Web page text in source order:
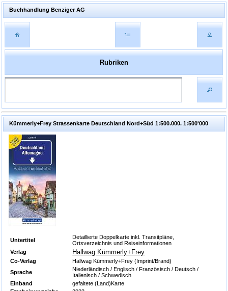
Buchhandlung Benziger AG
Rubriken
Kümmerly+Frey Strassenkarte Deutschland Nord+Süd 1:500.000. 1:500'000
Untertitel
Detaillierte Doppelkarte inkl. Transitpläne,
Ortsverzeichnis und Reiseinformationen
Verlag
Hallwag Kümmerly+Frey
Co-Verlag
Hallwag Kümmerly+Frey (Imprint/Brand)
Sprache
Niederländisch / Englisch / Französisch / Deutsch /
Italienisch / Schwedisch
Einband
gefaltete (Land)Karte